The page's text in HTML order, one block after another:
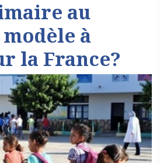
au
à
la France?